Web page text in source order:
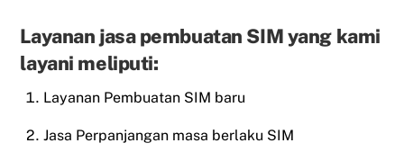
Layanan jasa pembuatan SIM yang kami
layani meliputi:
Layanan Pembuatan SIM baru
Jasa Perpanjangan masa berlaku SIM